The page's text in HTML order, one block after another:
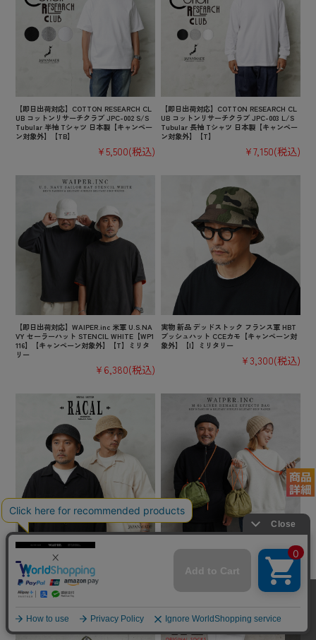
【即日出荷対応】COTTON RESEARCH CL
UB コットンリサーチクラブ JPC-002 S/S
Tubular 半袖 Tシャツ 日本製【キャンペー
ン対象外】【TB】
¥5,500(税込)
【即日出荷対応】COTTON RESEARCH CL
UB コットンリサーチクラブ JPC-003 L/S
Tubular 長袖 Tシャツ 日本製【キャンペー
ン対象外】【T】
¥7,150(税込)
【即日出荷対応】WAIPER.inc 米軍 U.S.NA
VY セーラーハット STENCIL WHITE【WP1
116】【キャンペーン対象外】【T】ミリタ
リー
¥6,380(税込)
実物 新品 デッドストック フランス軍 HBT
ブッシュハット CCEカモ【キャンペーン対
象外】【I】ミリタリー
¥3,300(税込)
【即日出荷対応】RACAL ラカル RL-23-129
1 Paper Fiber Knit Tulip Hat ペーパーニッ
ト チューリップハット 日本製【キャンペー
ン対象外】【T】
¥11,000
【即日出荷対応】WAIPER.inc 実物 米軍 M-
65 キルティング ライナー リメイク エフェ
クツバッグ BRAID CORD 日本製【キャンペ
ーン対象外】【T】 ミリタリー
¥7,150(税込)